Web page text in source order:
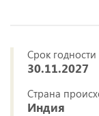
Срок годности
30.11.2027
Страна
Индия